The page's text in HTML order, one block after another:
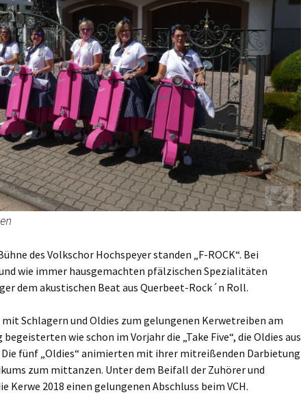
des Volkschor Hochspeyer standen „F-ROCK“. Bei
wie immer hausgemachten pfälzischen Spezialitäten
dem akustischen Beat aus Querbeet-Rock´n Roll.
mit Schlagern und Oldies zum gelungenen Kerwetreiben am
wie schon im Vorjahr die „Take Five“, die Oldies aus
Die fünf „Oldies“ animierten mit ihrer mitreißenden Darbietung
zum mittanzen. Unter dem Beifall der Zuhörer und
Kerwe 2018 einen gelungenen Abschluss beim VCH.